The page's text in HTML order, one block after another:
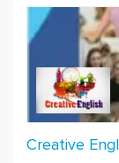
Creative